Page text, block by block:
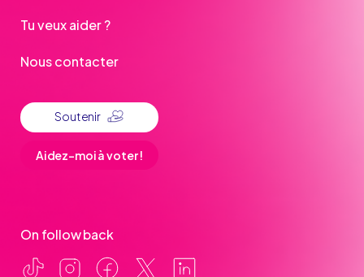
Tu veux aider ?
Nous contacter
Soutenir
Aidez-moi à voter !
On follow back